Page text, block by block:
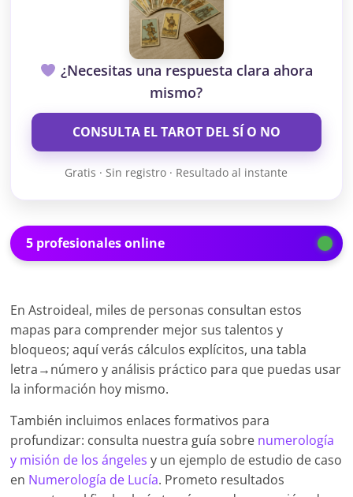
¿Necesitas una respuesta clara ahora
mismo?
CONSULTA EL TAROT DEL SÍ O NO
Gratis · Sin registro · Resultado al instante
5 profesionales online
En Astroideal, miles de personas consultan estos
mapas para comprender mejor sus talentos y
bloqueos; aquí verás cálculos explícitos, una tabla
letra→número y análisis práctico para que puedas usar
la información hoy mismo.
También incluimos enlaces formativos para
profundizar: consulta nuestra guía sobre numerología
y misión de los ángeles y un ejemplo de estudio de caso
en Numerología de Lucía. Prometo resultados